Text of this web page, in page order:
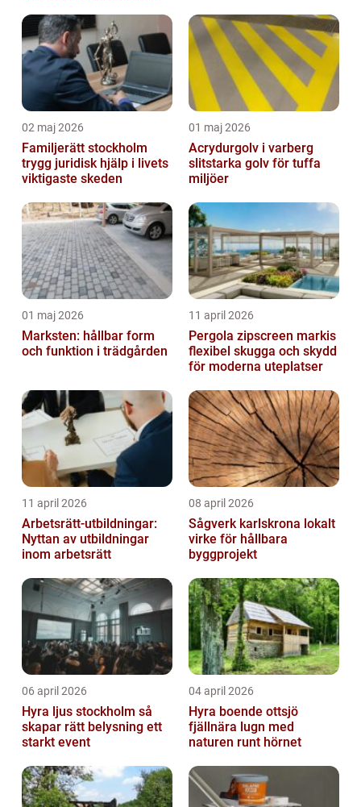
inomhusklimat
02 maj 2026
Familjerätt stockholm
trygg juridisk hjälp i livets
viktigaste skeden
01 maj 2026
Acrydurgolv i varberg
slitstarka golv för tuffa
miljöer
01 maj 2026
Marksten: hållbar form
och funktion i trädgården
11 april 2026
Pergola zipscreen markis
flexibel skugga och skydd
för moderna uteplatser
11 april 2026
Arbetsrätt-utbildningar:
Nyttan av utbildningar
inom arbetsrätt
08 april 2026
Sågverk karlskrona lokalt
virke för hållbara
byggprojekt
06 april 2026
Hyra ljus stockholm så
skapar rätt belysning ett
starkt event
04 april 2026
Hyra boende ottsjö
fjällnära lugn med
naturen runt hörnet